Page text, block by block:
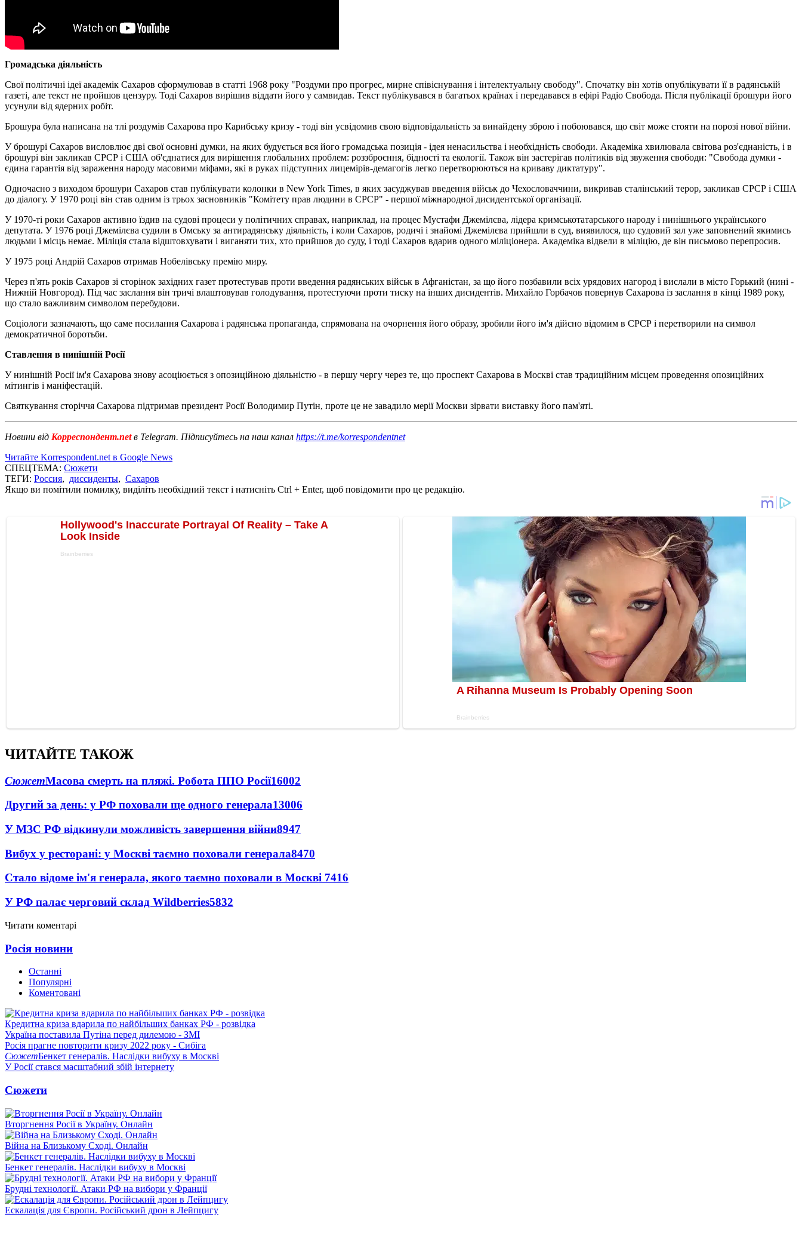
Громадська діяльність
Свої політичні ідеї академік Сахаров сформулював в статті 1968 року "Роздуми про прогрес, мирне співіснування і інтелектуальну свободу". Спочатку він хотів опублікувати її в радянській
газеті, але текст не пройшов цензуру. Тоді Сахаров вирішив віддати його у самвидав. Текст публікувався в багатьох країнах і передавався в ефірі Радіо Свобода. Після публікації брошури його
усунули від ядерних робіт.
Брошура була написана на тлі роздумів Сахарова про Карибську кризу - тоді він усвідомив свою відповідальність за винайдену зброю і побоювався, що світ може стояти на порозі нової війни.
У брошурі Сахаров висловлює дві свої основні думки, на яких будується вся його громадська позиція - ідея ненасильства і необхідність свободи. Академіка хвилювала світова роз'єднаність, і в
брошурі він закликав СРСР і США об'єднатися для вирішення глобальних проблем: роззброєння, бідності та екології. Також він застерігав політиків від звуження свободи: "Свобода думки -
єдина гарантія від зараження народу масовими міфами, які в руках підступних лицемірів-демагогів легко перетворюються на криваву диктатуру".
Одночасно з виходом брошури Сахаров став публікувати колонки в New York Times, в яких засуджував введення військ до Чехословаччини, викривав сталінський терор, закликав СРСР і США
до діалогу. У 1970 році він став одним із трьох засновників "Комітету прав людини в СРСР" - першої міжнародної дисидентської організації.
У 1970-ті роки Сахаров активно їздив на судові процеси у політичних справах, наприклад, на процес Мустафи Джемілєва, лідера кримськотатарського народу і нинішнього українського
депутата. У 1976 році Джемілєва судили в Омську за антирадянську діяльність, і коли Сахаров, родичі і знайомі Джемілєва прийшли в суд, виявилося, що судовий зал уже заповнений якимись
людьми і місць немає. Міліція стала відштовхувати і виганяти тих, хто прийшов до суду, і тоді Сахаров вдарив одного міліціонера. Академіка відвели в міліцію, де він письмово перепросив.
У 1975 році Андрій Сахаров отримав Нобелівську премію миру.
Через п'ять років Сахаров зі сторінок західних газет протестував проти введення радянських військ в Афганістан, за що його позбавили всіх урядових нагород і вислали в місто Горький (нині -
Нижній Новгород). Під час заслання він тричі влаштовував голодування, протестуючи проти тиску на інших дисидентів. Михайло Горбачов повернув Сахарова із заслання в кінці 1989 року,
що стало важливим символом перебудови.
Соціологи зазначають, що саме посилання Сахарова і радянська пропаганда, спрямована на очорнення його образу, зробили його ім'я дійсно відомим в СРСР і перетворили на символ
демократичної боротьби.
Ставлення в нинішній Росії
У нинішній Росії ім'я Сахарова знову асоціюється з опозиційною діяльністю - в першу чергу через те, що проспект Сахарова в Москві став традиційним місцем проведення опозиційних
мітингів і маніфестацій.
Святкування сторіччя Сахарова підтримав президент Росії Володимир Путін, проте це не завадило мерії Москви зірвати виставку його пам'яті.
Новини від Корреспондент.netв Telegram. Підписуйтесь на наш канал https://t.me/korrespondentnet
Читайте Korrespondent.net в Google News
СПЕЦТЕМА: Сюжети
ТЕГИ: Россия, диссиденты, Сахаров
Якщо ви помітили помилку, виділіть необхідний текст і натисніть Ctrl + Enter, щоб повідомити про це редакцію.
ЧИТАЙТЕ ТАКОЖ
СюжетМасова смерть на пляжі. Робота ППО Росії16002
Другий за день: у РФ поховали ще одного генерала13006
У МЗС РФ відкинули можливість завершення війни8947
Вибух у ресторані: у Москві таємно поховали генерала8470
Стало відоме ім'я генерала, якого таємно поховали в Москві 7416
У РФ палає черговий склад Wildberries5832
Читати коментарі
Росія новини
Останні
Популярні
Коментовані
Кредитна криза вдарила по найбільших банках РФ - розвідка
Україна поставила Путіна перед дилемою - ЗМІ
Росія прагне повторити кризу 2022 року - Сибіга
СюжетБенкет генералів. Наслідки вибуху в Москві
У Росії стався масштабний збій інтернету
Сюжети
Вторгнення Росії в Україну. Онлайн
Війна на Близькому Сході. Онлайн
Бенкет генералів. Наслідки вибуху в Москві
Брудні технології. Атаки РФ на вибори у Франції
Ескалація для Європи. Російський дрон в Лейпцигу